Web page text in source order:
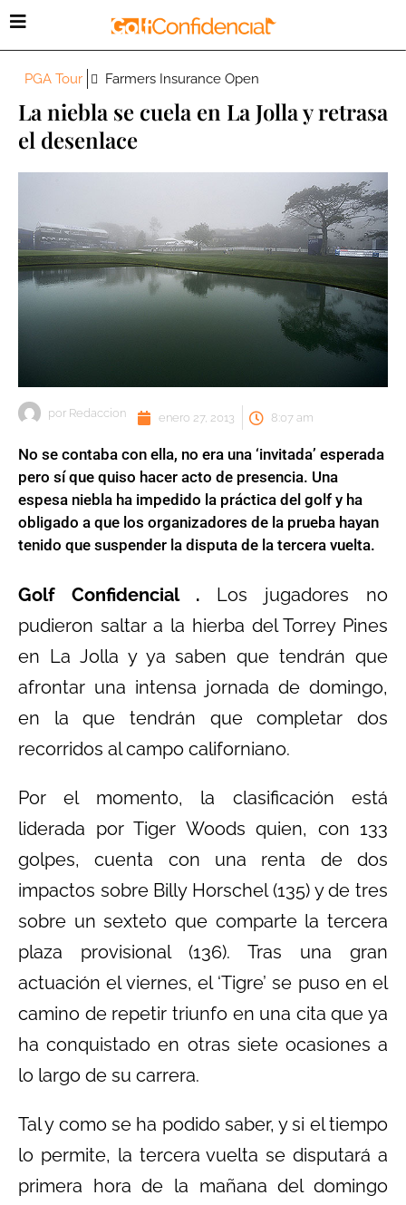
PGA Tour Farmers Insurance Open
La niebla se cuela en La Jolla y retrasa
el desenlace
por Redaccion enero 27, 2013 8:07 am
No se contaba con ella, no era una ‘invitada’ esperada
pero sí que quiso hacer acto de presencia. Una
espesa niebla ha impedido la práctica del golf y ha
obligado a que los organizadores de la prueba hayan
tenido que suspender la disputa de la tercera vuelta.
Golf Confidencial . Los jugadores no
pudieron saltar a la hierba del Torrey Pines
en La Jolla y ya saben que tendrán que
afrontar una intensa jornada de domingo,
en la que tendrán que completar dos
recorridos al campo californiano.
Por el momento, la clasificación está
liderada por Tiger Woods quien, con 133
golpes, cuenta con una renta de dos
impactos sobre Billy Horschel (135) y de tres
sobre un sexteto que comparte la tercera
plaza provisional (136). Tras una gran
actuación el viernes, el ‘Tigre’ se puso en el
camino de repetir triunfo en una cita que ya
ha conquistado en otras siete ocasiones a
lo largo de su carrera.
Tal y como se ha podido saber, y si el tiempo
lo permite, la tercera vuelta se disputará a
primera hora de la mañana del domingo